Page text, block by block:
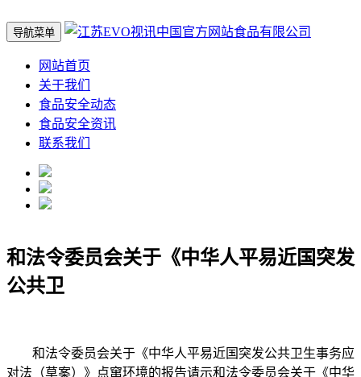
导航菜单
网站首页
关于我们
食品安全动态
食品安全资讯
联系我们
和法令委员会关于《中华人平易近国突发
公共卫
和法令委员会关于《中华人平易近国突发公共卫生事务应
对法（草案）》点窜环境的报告请示和法令委员会关于《中华